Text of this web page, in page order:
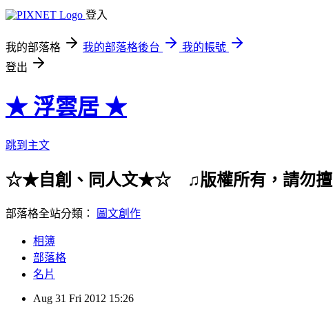
登入
我的部落格 我的部落格後台
我的帳號
登出
★ 浮雲居 ★
跳到主文
☆★自創、同人文★☆ ♫版權所有，請勿擅
部落格全站分類： 圖文創作
相簿
部落格
名片
Aug 31 Fri 2012 15:26